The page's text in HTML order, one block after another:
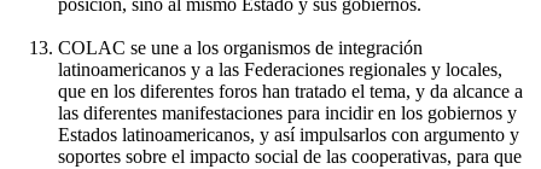
COLAC se une a los organismos de integración
latinoamericanos y a las Federaciones regionales y locales,
que en los diferentes foros han tratado el tema, y da alcance a
las diferentes manifestaciones para incidir en los gobiernos y
Estados latinoamericanos, y así impulsarlos con argumento y
soportes sobre el impacto social de las cooperativas, para que